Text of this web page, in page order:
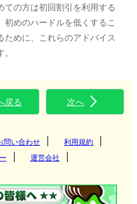
ての方は初回割引を利用する
めのハードルを低くするこ
ために、これらのアドバイス
戻る 次へ
問い合わせ
利用規約
運営会社